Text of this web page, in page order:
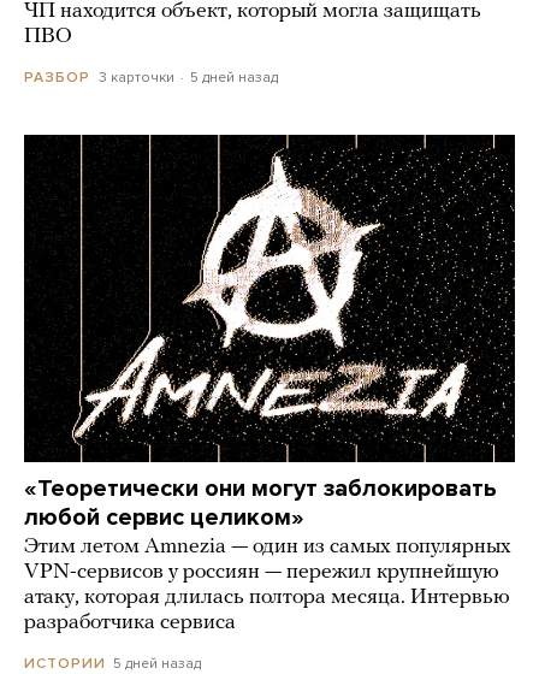
ЧП находится объект, который могла защищать
ПВО
РАЗБОР 3 карточки 5 дней назад
«Теоретически они могут заблокировать
любой сервис целиком»
Этим летом Amnezia — один из самых популярных
VPN-сервисов у россиян — пережил крупнейшую
атаку, которая длилась полтора месяца. Интервью
разработчика сервиса
ИСТОРИИ 5 дней назад